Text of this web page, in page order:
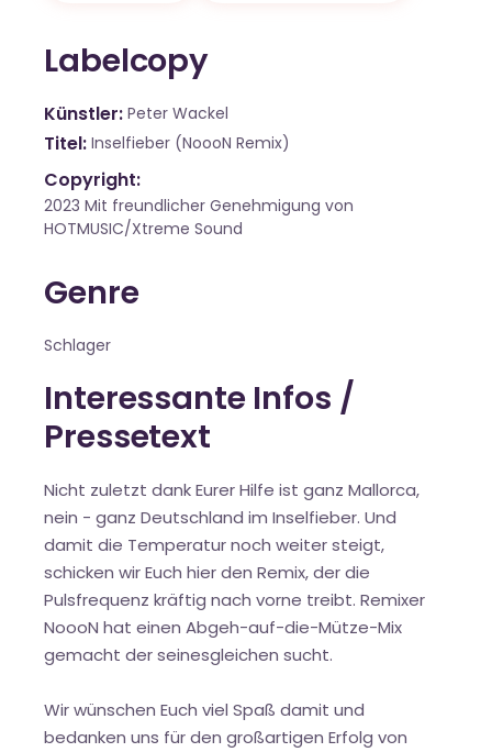
Labelcopy
Künstler Peter Wackel
Titel Inselfieber (NoooN Remix)
Copyright:
2023 Mit freundlicher Genehmigung von
HOTMUSIC/Xtreme Sound
Genre
Schlager
Interessante Infos /
Pressetext
Nicht zuletzt dank Eurer Hilfe ist ganz Mallorca,
nein - ganz Deutschland im Inselfieber. Und
damit die Temperatur noch weiter steigt,
schicken wir Euch hier den Remix, der die
Pulsfrequenz kräftig nach vorne treibt. Remixer
NoooN hat einen Abgeh-auf-die-Mütze-Mix
gemacht der seinesgleichen sucht.
Wir wünschen Euch viel Spaß damit und
bedanken uns für den großartigen Erfolg von